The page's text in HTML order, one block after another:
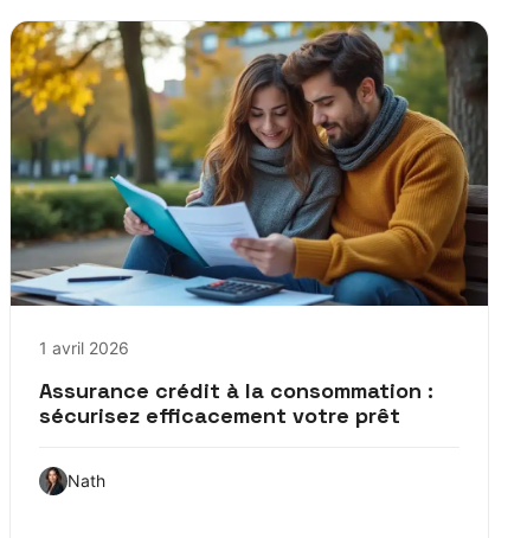
1 avril 2026
Assurance crédit à la consommation :
sécurisez efficacement votre prêt
Nath